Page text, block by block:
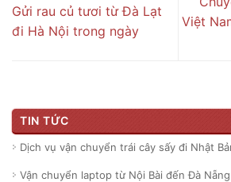
Gửi rau củ tươi từ Đà Lạt
đi Hà Nội trong ngày
Việt
TIN TỨC
Dịch vụ vận chuyển trái cây sấy đi Nhật
Vận chuyển laptop từ Nội Bài đến Đà Nẵng